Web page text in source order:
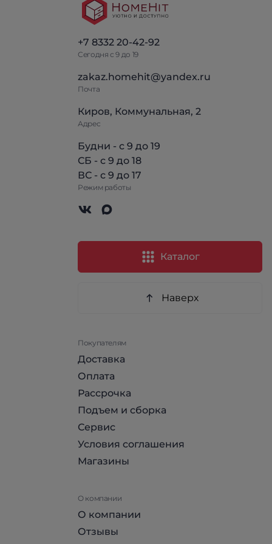
+7 8332 20-42-92
Сегодня с 9 до 19
zakaz.homehit@yandex.ru
Почта
Киров, Коммунальная, 2
Адрес
Будни - с 9 до 19
СБ - с 9 до 18
ВС - с 9 до 17
Режим работы
Каталог
Наверх
Покупателям
Доставка
Оплата
Рассрочка
Подъем и сборка
Сервис
Условия соглашения
Магазины
О компании
О компании
Отзывы